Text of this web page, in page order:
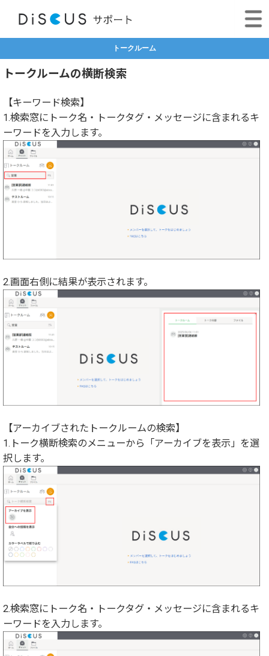
トークルーム
トークルームの横断検索
【キーワード検索】
1.検索窓にトーク名・トークタグ・メッセージに含まれるキ
ーワードを入力します。
2.画面右側に結果が表示されます。
【アーカイブされたトークルームの検索】
1.トーク横断検索のメニューから「アーカイブを表示」を選
択します。
2.検索窓にトーク名・トークタグ・メッセージに含まれるキ
ーワードを入力します。